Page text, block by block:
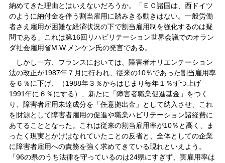
納めてきた理由とはいえないだろうか。「ＥＣ諸国は、西ドイツ
のように納付金を伴う割当雇用に踏みきる動きはない。一般労働
者さえ雇用が困難な経済状況の下で割当雇用制を強化するのは疑
問である」これは第16回リハビリテーション世界会議でのオラン
ダ社会雇用省M.W.メンケン氏の発言である。
しかし一方、フランスにおいては、障害者オリエンテーション
法の改正が1987年７月に行われ、従来の10％であった割当雇用率
を６％に下げ、（1988年３％からはじまり毎年１％ずつ上げ
1991年に６％にする）、新たに「障害者職業促進基金」をつく
り、障害者雇用未達成分を「任意拠出金」として納入させ、これ
を財源として障害者雇用の促進や職業ハビリテーション諸経費に
あてることとなった。これは従来の割当雇用率が10％と高く、ま
ったく現実とかけはなれていたことの反省と、全体としての企業
に障害者雇用への責務を強く求めてきている現れといえよう。
「96の県のうち法律を守っているのは24県にすぎず、実雇用率は